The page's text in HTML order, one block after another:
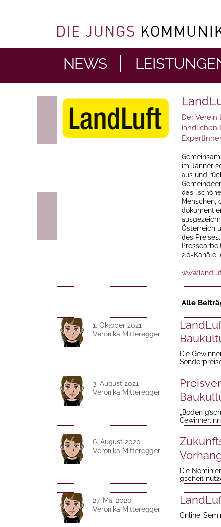
NEWS
Der Verein
ländlichen
im Jänner
aus und
das
Menschen,
Österreich
des
2.0-Kanäle,
Alle
1. Oktober 2021
Veronika Mitteregger
Die
3. August 2021
Veronika Mitteregger
„Boden
6. August 2020
Veronika Mitteregger
Die
g’scheit
27. Mai 2020
Veronika Mitteregger
Online-